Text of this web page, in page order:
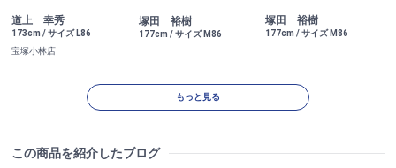
道上 幸秀
173cm / サイズ L86
宝塚小林店
塚田 裕樹
177cm / サイズ M86
塚田 裕樹
177cm / サイズ M86
もっと見る
この商品を紹介したブログ